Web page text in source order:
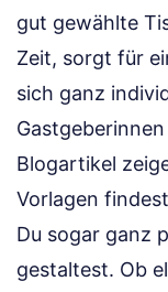
gut gewählte
Zeit, sorgt für
sich ganz
Blogartikel
Vorlagen
Du sogar ganz
gestaltest. Ob